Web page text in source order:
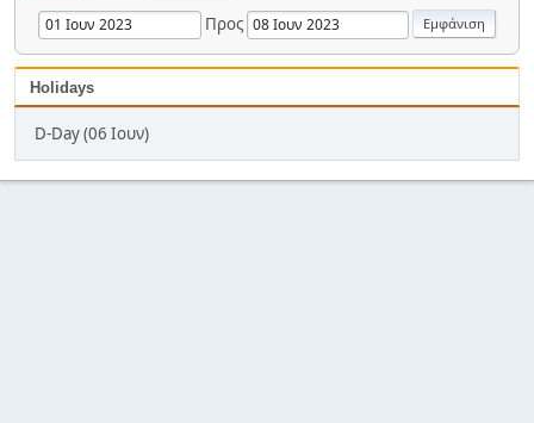
Προς
Holidays
D-Day (06 Ιουν)